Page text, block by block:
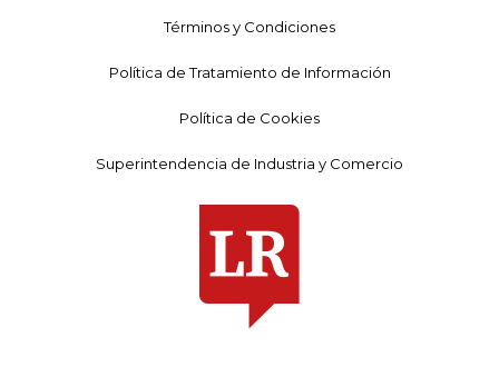
Términos y Condiciones
Política de Tratamiento de Información
Política de Cookies
Superintendencia de Industria y Comercio